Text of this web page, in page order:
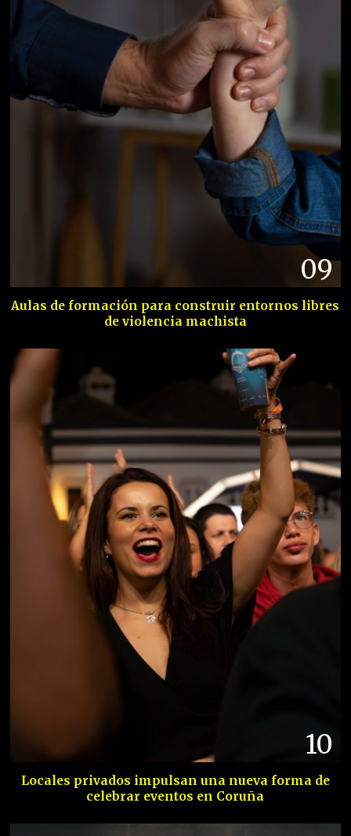
09
Aulas de formación para construir entornos libres
de violencia machista
10
Locales privados impulsan una nueva forma de
celebrar eventos en Coruña